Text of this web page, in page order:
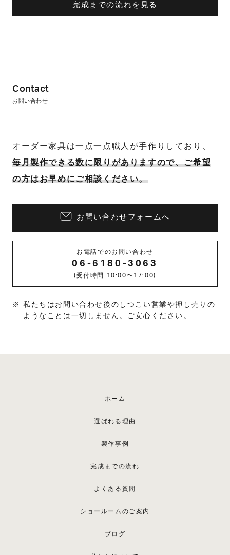
完成までの流れを見る
Contact
お問い合わせ
オーダー家具は一点一点職人が手作りしており、
毎月製作できる数に限りがありますので、ご希望
の方はお早めにご相談ください。
お問い合わせフォームへ
お電話でのお問い合わせ
06-6180-3063
(受付時間 10:00〜17:00)
私たちはお問い合わせ後のしつこい営業や押し売りの
ようなことは一切しません。ご安心ください。
ホーム
選ばれる理由
製作事例
完成までの流れ
よくある質問
ショールームのご案内
ブログ